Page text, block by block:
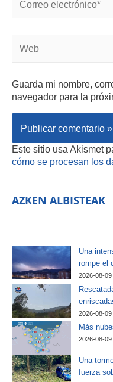
Guarda mi nombre,
navegador para la
Este sitio usa Akismet
cómo se procesan los
AZKEN ALBISTEAK
Una
rompe el
2026-08-09
2026-08-09
Más
2026-08-09
Una
fuerza